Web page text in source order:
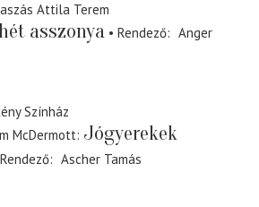
Attila Terem
asszonya Rendező
Anger
Színház
McDermott Jógyerekek
Rendező
Ascher Tamás